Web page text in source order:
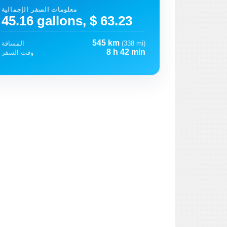
معلومات السفر الإجمالية
45.16 gallons, $ 63.23
المسافة 545 km (338 mi)
وقت السفر
8 h 42 min